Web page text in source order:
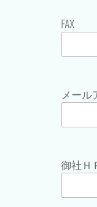
FAX
メール
御社Ｈ